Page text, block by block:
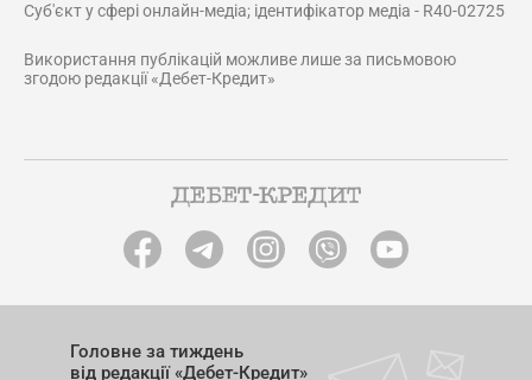
Суб'єкт у сфері онлайн-медіа; ідентифікатор медіа - R40-02725
Використання публікацій можливе лише за письмовою
згодою редакції «Дебет-Кредит»
Головне за тиждень
від редакції «Дебет-Кредит»